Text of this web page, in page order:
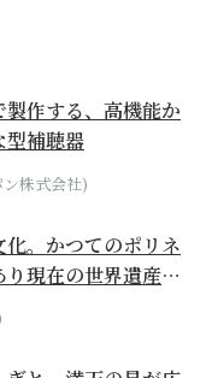
作する、高機能か
型補聴器
株式会社)
。かつてのポリネ
現在の世界遺産か